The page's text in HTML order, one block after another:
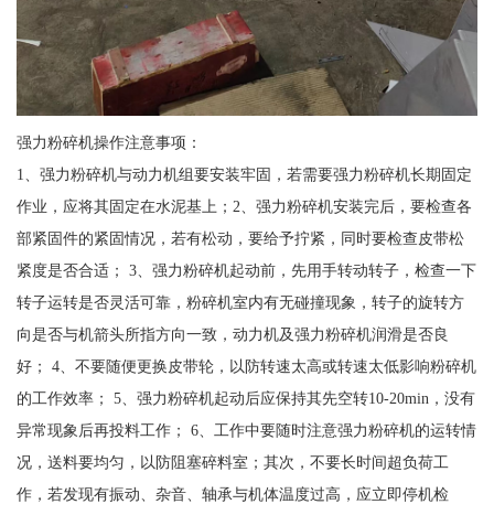
强力粉碎机操作注意事项：
1、强力粉碎机与动力机组要安装牢固，若需要强力粉碎机长期固定
作业，应将其固定在水泥基上；2、强力粉碎机安装完后，要检查各
部紧固件的紧固情况，若有松动，要给予拧紧，同时要检查皮带松
紧度是否合适； 3、强力粉碎机起动前，先用手转动转子，检查一下
转子运转是否灵活可靠，粉碎机室内有无碰撞现象，转子的旋转方
向是否与机箭头所指方向一致，动力机及强力粉碎机润滑是否良
好； 4、不要随便更换皮带轮，以防转速太高或转速太低影响粉碎机
的工作效率； 5、强力粉碎机起动后应保持其先空转10-20min，没有
异常现象后再投料工作； 6、工作中要随时注意强力粉碎机的运转情
况，送料要均匀，以防阻塞碎料室；其次，不要长时间超负荷工
作，若发现有振动、杂音、轴承与机体温度过高，应立即停机检